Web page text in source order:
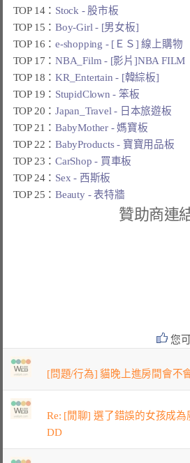
TOP 14： Stock - 股市板
TOP 15：Boy-Girl - [男女板]
TOP 16：e-shopping - [ＥＳ] 線上購物
TOP 17：NBA_Film - [影片]NBA FILM
TOP 18：KR_Entertain - [韓綜板]
TOP 19： StupidClown - 笨板
TOP 20：Japan_Travel - 日本旅遊板
TOP 21：BabyMother - 媽寶板
TOP 22：BabyProducts - 寶寶用品板
TOP 23：CarShop - 買車板
TOP 24： Sex - 西斯板
TOP 25：Beauty - 表特牆
贊助商連
您
[問題/行為] 貓晚上進房間會不
Re: [閒聊] 選了錯誤的女孩成
DD